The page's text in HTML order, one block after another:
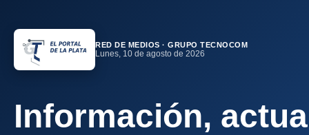
RED DE MEDIOS · GRUPO TECNOCOM
Lunes, 10 de agosto de 2026
Información,